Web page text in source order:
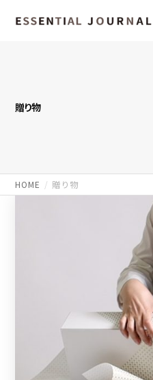
贈り物
HOME 贈り物